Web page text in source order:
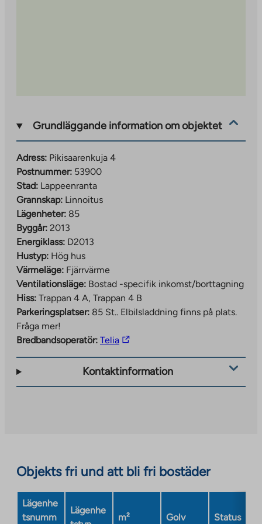
Grundläggande information om objektet
Adress: Pikisaarenkuja 4
Postnummer: 53900
Stad: Lappeenranta
Grannskap: Linnoitus
Lägenheter: 85
Byggår: 2013
Energiklass: D2013
Hustyp: Hög hus
Värmeläge: Fjärrvärme
Ventilationsläge: Bostad -specifik inkomst/borttagning
Hiss: Trappan 4 A, Trappan 4 B
Parkeringsplatser: 85 St.. Elbilsladdning finns på plats.
Fråga mer!
Bredbandsoperatör: TeliaThe
takes
opens
in
a
Kontaktinformation
Objekts fri und att bli fri bostäder
Lägenhe
tsnumm
Lägenhe
m² Golv Status